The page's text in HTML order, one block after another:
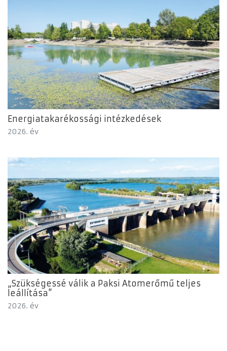
Energiatakarékossági intézkedések
2026. év
„Szükségessé válik a Paksi Atomerőmű teljes
leállítása”
2026. év